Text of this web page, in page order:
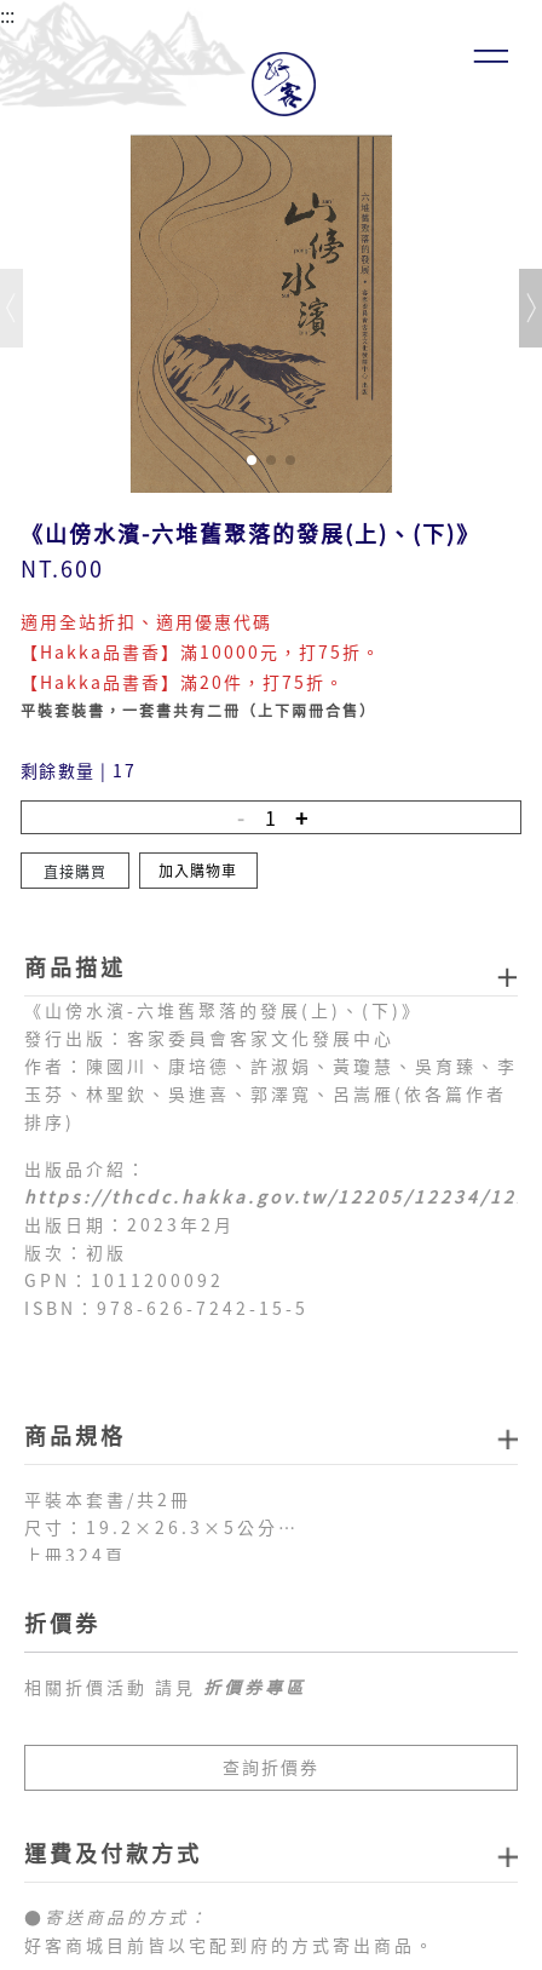
:::
《山傍水濱-六堆舊聚落的發展(上)、(下)》
NT.600
適用全站折扣、適用優惠代碼
【Hakka品書香】滿10000元，打75折。
【Hakka品書香】滿20件，打75折。
平裝套裝書，一套書共有二冊（上下兩冊合售）
剩餘數量 | 17
直接購買 加入購物車
商品描述
《山傍水濱-六堆舊聚落的發展(上)、(下)》
發行出版：客家委員會客家文化發展中心
作者：陳國川、康培德、許淑娟、黃瓊慧、吳育臻、李
玉芬、林聖欽、吳進喜、郭澤寬、呂嵩雁(依各篇作者
排序)
出版品介紹：
https://thcdc.hakka.gov.tw/12205/12234/
出版日期：2023年2月
版次：初版
GPN：1011200092
ISBN：978-626-7242-15-5
商品規格
平裝本套書/共2冊
尺寸：19.2×26.3×5公分
上冊324頁
折價券
相關折價活動 請見 折價券專區
查詢折價券
運費及付款方式
● 寄送商品的方式：
好客商城目前皆以宅配到府的方式寄出商品。